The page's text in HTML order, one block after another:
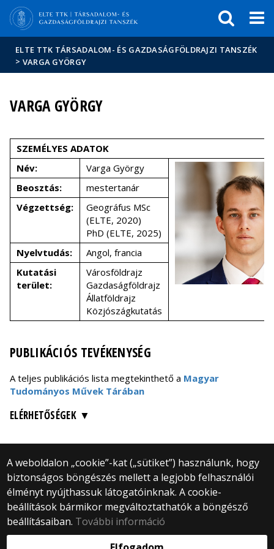
Hírek
Események
ELTE a
sajtóban
ELTE TTK TÁRSADALOM- ÉS GAZDASÁGFÖLDRAJZI TANSZÉK
> VARGA GYÖRGY
VARGA GYÖRGY
SZEMÉLYES ADATOK
Név:
Varga György
Beosztás:
mestertanár
Végzettség:
Geográfus MSc
(ELTE, 2020)
PhD (ELTE, 2025)
Nyelvtudás:
Angol, francia
Kutatási
terület:
Városföldrajz
Gazdaságföldrajz
Állatföldrajz
Közjószágkutatás
PUBLIKÁCIÓS TEVÉKENYSÉG
A teljes publikációs lista megtekinthető a Magyar
Tudományos Művek Tárában
ELÉRHETŐSÉGEK
A weboldalon „cookie”-kat („sütiket”) használunk, hogy
biztonságos böngészés mellett a legjobb felhasználói
élményt nyújthassuk látogatóinknak. A cookie-
beállítások bármikor megváltoztathatók a böngésző
beállításaiban. További információ
© 2025 Eötvös Loránd Tudományegyetem
Minden jog fenntartva.
1053 Budapest, Egyetem tér 1–3.
Központi telefonszám: +36 1 411 6500
Webfejlesztés: